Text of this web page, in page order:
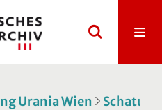
Urania Wien